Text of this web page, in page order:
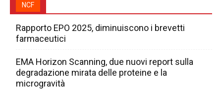
NCF
Rapporto EPO 2025, diminuiscono i brevetti
farmaceutici
EMA Horizon Scanning, due nuovi report sulla
degradazione mirata delle proteine e la
microgravità